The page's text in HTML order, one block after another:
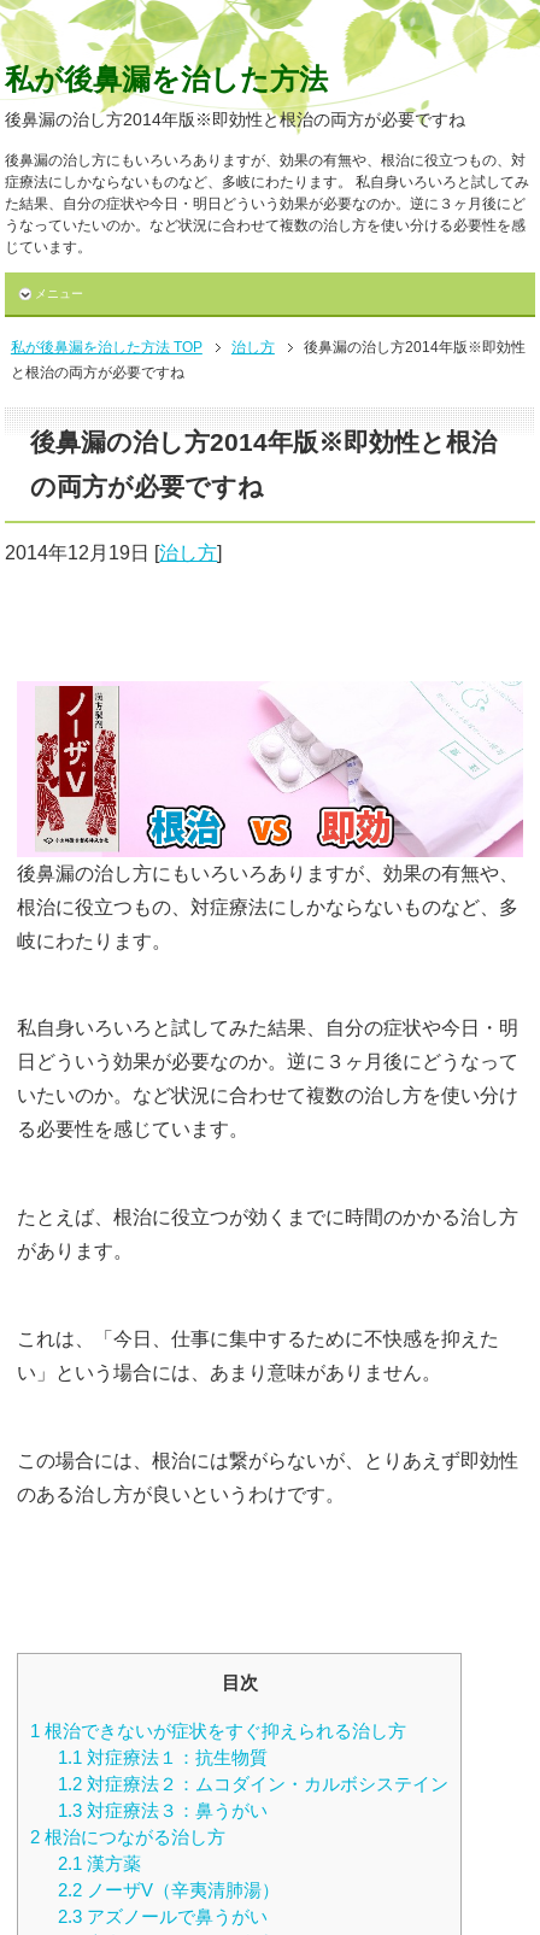
私が後鼻漏を治した方法
後鼻漏の治し方2014年版※即効性と根治の両方が必要ですね
後鼻漏の治し方にもいろいろありますが、効果の有無や、根治に役立つもの、対
症療法にしかならないものなど、多岐にわたります。 私自身いろいろと試してみ
た結果、自分の症状や今日・明日どういう効果が必要なのか。逆に３ヶ月後にど
うなっていたいのか。など状況に合わせて複数の治し方を使い分ける必要性を感
じています。
メニュー
私が後鼻漏を治した方法 TOP 治し方
後鼻漏の治し方2014年版※即効性
と根治の両方が必要ですね
後鼻漏の治し方2014年版※即効性と根治
の両方が必要ですね
2014年12月19日 [治し方]
後鼻漏の治し方にもいろいろありますが、効果の有無や、
根治に役立つもの、対症療法にしかならないものなど、多
岐にわたります。
私自身いろいろと試してみた結果、自分の症状や今日・明
日どういう効果が必要なのか。逆に３ヶ月後にどうなって
いたいのか。など状況に合わせて複数の治し方を使い分け
る必要性を感じています。
たとえば、根治に役立つが効くまでに時間のかかる治し方
があります。
これは、「今日、仕事に集中するために不快感を抑えた
い」という場合には、あまり意味がありません。
この場合には、根治には繋がらないが、とりあえず即効性
のある治し方が良いというわけです。
目次
1 根治できないが症状をすぐ抑えられる治し方
1.1 対症療法１：抗生物質
1.2 対症療法２：ムコダイン・カルボシステイン
1.3 対症療法３：鼻うがい
2 根治につながる治し方
2.1 漢方薬
2.2 ノーザV（辛夷清肺湯）
2.3 アズノールで鼻うがい